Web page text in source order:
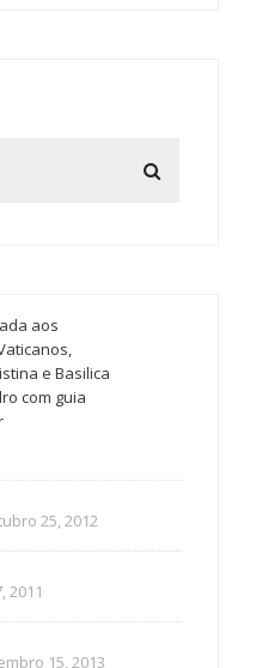
aos
e Basilica
com guia
25, 2012
2011
15, 2013